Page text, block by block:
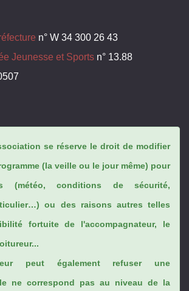
n° W 34 300 26 43
Jeunesse et Sports n° 13.88
se réserve le droit de modifier
(la veille ou le jour même) pour
(météo, conditions de sécurité,
ou des raisons autres telles
fortuite de l'accompagnateur, le
peut également refuser une
ne correspond pas au niveau de la